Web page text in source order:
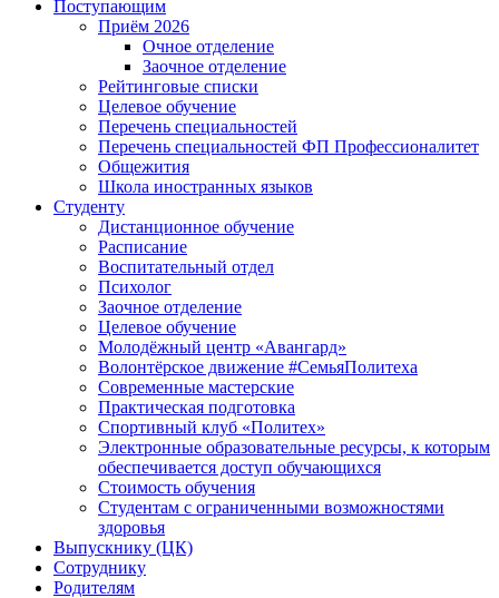
Поступающим
Приём 2026
Очное отделение
Заочное отделение
Рейтинговые списки
Целевое обучение
Перечень специальностей
Перечень специальностей ФП Профессионалитет
Общежития
Школа иностранных языков
Студенту
Дистанционное обучение
Расписание
Воспитательный отдел
Психолог
Заочное отделение
Целевое обучение
Молодёжный центр «Авангард»
Волонтёрское движение #СемьяПолитеха
Современные мастерские
Практическая подготовка
Спортивный клуб «Политех»
Электронные образовательные ресурсы, к которым
обеспечивается доступ обучающихся
Стоимость обучения
Студентам с ограниченными возможностями
здоровья
Выпускнику (ЦК)
Сотруднику
Родителям